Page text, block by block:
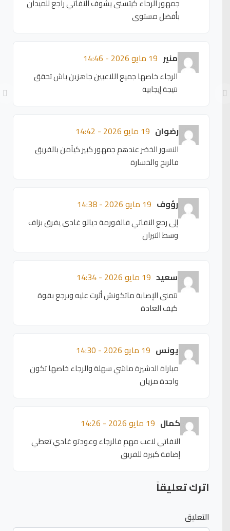
جمهور الرجاء كيتسنى يشوف النفاتي راجع للميدان
بأفضل مستوى
منير 19 مايو 2026 - 14:46
الرجاء خاصها جميع اللاعبين جاهزين باش تحقق
نتيجة إيجابية
رضوان 19 مايو 2026 - 14:42
النسور الخضر عندهم جمهور كبير كيآمن بالفريق
فالربح والخسارة
رؤوف 19 مايو 2026 - 14:38
إلى رجع النفاتي فالفورمة ديالو غادي يفرق بزاف
وسط التيران
سعيد 19 مايو 2026 - 14:34
نتمنى الإصابة ماتكونش أثرت عليه ويرجع بقوة
كيف العادة
يونس 19 مايو 2026 - 14:30
مباراة الدشيرة ماشي سهلة والرجاء خاصها تكون
واجدة مزيان
كمال 19 مايو 2026 - 14:26
النفاتي لاعب مهم فالرجاء وعودتو غادي تعطي
إضافة كبيرة للفريق
اترك تعليقاً
التعليق